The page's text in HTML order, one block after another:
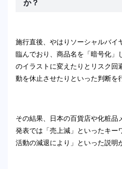
か？
施行直後、やはりソーシャルバイ
臨んでおり、商品名を「暗号化」
のイラストに変えたりとリスク回
動を休止させたりといった判断を
その結果、日本の百貨店や化粧品
発表では「売上減」といったキー
活動の減退により」といった説明